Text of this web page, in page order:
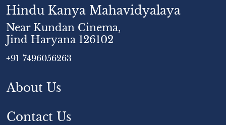
Hindu Kanya Mahavidyalaya
Near Kundan Cinema,
Jind Haryana 126102
+91-7496056263
About Us
Contact Us